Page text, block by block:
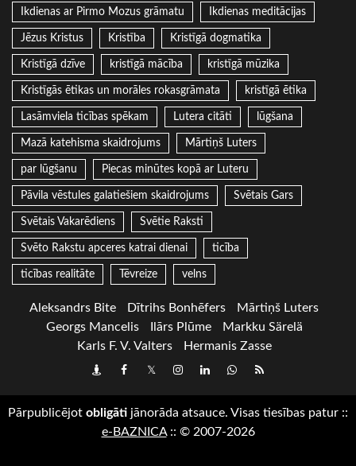
Ikdienas ar Pirmo Mozus grāmatu Ikdienas meditācijas
Jēzus Kristus Kristība Kristīgā dogmatika
Kristīgā dzīve kristīgā mācība kristīgā mūzika
Kristīgās ētikas un morāles rokasgrāmata kristīgā ētika
Lasāmviela ticības spēkam Lutera citāti lūgšana
Mazā katehisma skaidrojums Mārtiņš Luters
par lūgšanu Piecas minūtes kopā ar Luteru
Pāvila vēstules galatiešiem skaidrojums Svētais Gars
Svētais Vakarēdiens Svētie Raksti
Svēto Rakstu apceres katrai dienai ticība
ticības realitāte Tēvreize velns
Aleksandrs Bite Dītrihs Bonhēfers
Mārtiņš Luters
Georgs Mancelis
Ilārs Plūme
Markku Särelä
Karls F. V. Valters
Hermanis Zasse
DraugiemFacebook
TwitterInstagram
LinkedInwhatsapp
RSS
Pārpublicējot obligāti jānorāda atsauce. Visas tiesības patur ::
e-BAZNICA:: © 2007-2026